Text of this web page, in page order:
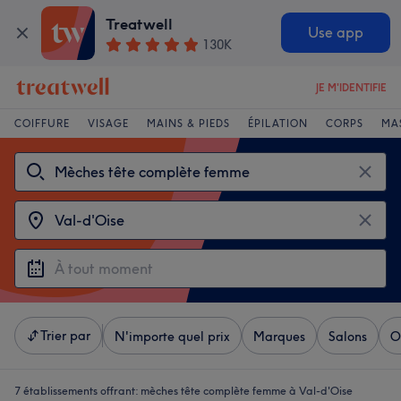
Treatwell
130K
Use app
JE M'IDENTIFIE
COIFFURE VISAGE MAINS & PIEDS ÉPILATION CORPS
Trier par N'importe quel prix Marques Salons
7 établissements offrant: mèches tête complète femme à Val-d'Oise